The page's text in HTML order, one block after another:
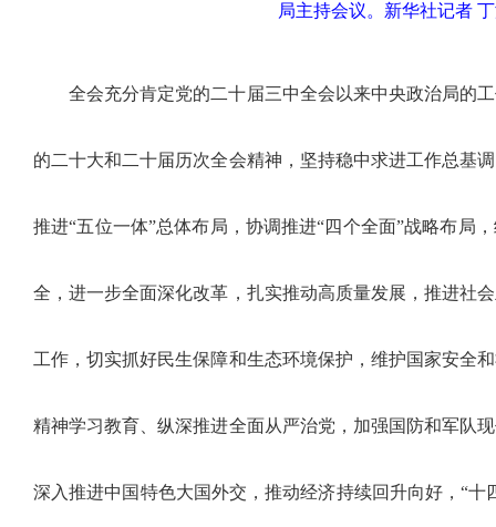
局主持会议。 新华社记者
全会充分肯定党的二十届三中全会以来中央政治局的
的二十大和二十届历次全会精神，坚持稳中求进工作总基
推进“五位一体”总体布局，协调推进“四个全面”战略布局
全，进一步全面深化改革，扎实推动高质量发展，推进社
工作，切实抓好民生保障和生态环境保护，维护国家安全
精神学习教育、纵深推进全面从严治党，加强国防和军队
深入推进中国特色大国外交，推动经济持续回升向好，“